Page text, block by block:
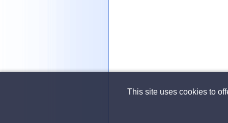
This site uses cookies to